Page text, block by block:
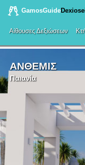
GamosGuide
Αίθουσες Δεξιώσεων
ΑΝΘΕΜΙΣ
Παιανία